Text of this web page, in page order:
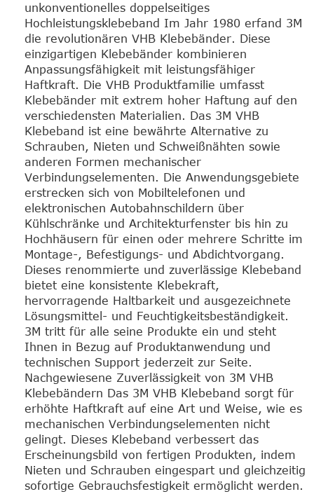
unkonventionelles doppelseitiges
Hochleistungsklebeband Im Jahr 1980 erfand 3M
die revolutionären VHB Klebebänder. Diese
einzigartigen Klebebänder kombinieren
Anpassungsfähigkeit mit leistungsfähiger
Haftkraft. Die VHB Produktfamilie umfasst
Klebebänder mit extrem hoher Haftung auf den
verschiedensten Materialien. Das 3M VHB
Klebeband ist eine bewährte Alternative zu
Schrauben, Nieten und Schweißnähten sowie
anderen Formen mechanischer
Verbindungselementen. Die Anwendungsgebiete
erstrecken sich von Mobiltelefonen und
elektronischen Autobahnschildern über
Kühlschränke und Architekturfenster bis hin zu
Hochhäusern für einen oder mehrere Schritte im
Montage-, Befestigungs- und Abdichtvorgang.
Dieses renommierte und zuverlässige Klebeband
bietet eine konsistente Klebekraft,
hervorragende Haltbarkeit und ausgezeichnete
Lösungsmittel- und Feuchtigkeitsbeständigkeit.
3M tritt für alle seine Produkte ein und steht
Ihnen in Bezug auf Produktanwendung und
technischen Support jederzeit zur Seite.
Nachgewiesene Zuverlässigkeit von 3M VHB
Klebebändern Das 3M VHB Klebeband sorgt für
erhöhte Haftkraft auf eine Art und Weise, wie es
mechanischen Verbindungselementen nicht
gelingt. Dieses Klebeband verbessert das
Erscheinungsbild von fertigen Produkten, indem
Nieten und Schrauben eingespart und gleichzeitig
sofortige Gebrauchsfestigkeit ermöglicht werden.